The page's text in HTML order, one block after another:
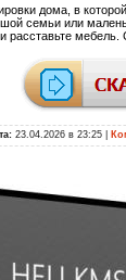
дома, в
семьи или
мебель.
23.04.2026 в 23:25